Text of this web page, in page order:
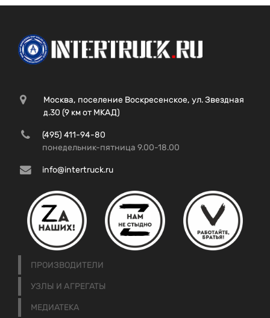
Москва, поселение Воскресенское, ул. Звездная
д.30 (9 км от МКАД)
(495) 411-94-80
понедельник-пятница 9.00-18.00
info@intertruck.ru
ПРОИЗВОДИТЕЛИ
УЗЛЫ И АГРЕГАТЫ
МЕДИАТЕКА